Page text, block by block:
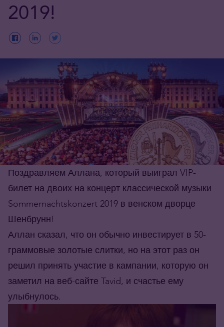
2019!
Поздравляем Аллана, который выиграл VIP-
билет на двоих на концерт классической музыки
Sommernachtskonzert 2019 в венском дворце
Шенбрунн!
Аллан сказал, что он обычно инвестирует в 50-
граммовые золотые слитки, но на этот раз он
решил принять участие в кампании, которую он
заметил на веб-сайте Tavid, и счастье ему
улыбнулось.